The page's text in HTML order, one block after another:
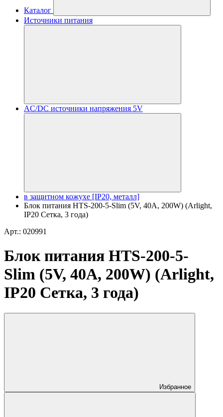
Каталог
Источники питания
AC/DC источники напряжения 5V
в защитном кожухе [IP20, металл]
Блок питания HTS-200-5-Slim (5V, 40A, 200W) (Arlight,
IP20 Сетка, 3 года)
Арт.: 020991
Блок питания HTS-200-5-
Slim (5V, 40A, 200W) (Arlight,
IP20 Сетка, 3 года)
Избранное